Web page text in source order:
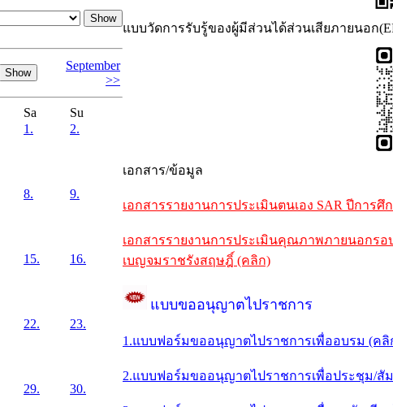
September
>>
Sa
Su
1.
2.
8. 9.
15. 16.
22. 23.
29. 30.
แบบวัดการรับรู้ของผู้มีส่วนได้ส่วนเสียภายนอก
เอกสาร/ข้อมูล
เอกสารรายงานการประเมินตนเอง SAR ปีการ
เอกสารรายงานการประเมินคุณภาพภายนอกรอ
เบญจมราชรังสฤษฎิ์ (คลิก)
แบบขออนุญาตไปราชการ
1.แบบฟอร์มขออนุญาตไปราชการเพื่ออบรม (คลิ
2.แบบฟอร์มขออนุญาตไปราชการเพื่อประชุม/สั